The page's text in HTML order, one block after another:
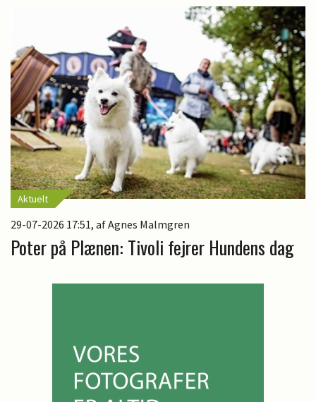
Aktuelt
29-07-2026 17:51, af Agnes Malmgren
Poter på Plænen: Tivoli fejrer Hundens dag